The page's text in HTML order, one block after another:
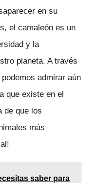
en su
el camaleón es un
y la
planeta. A través
admirar aún
que existe en el
de que los
más
saber para